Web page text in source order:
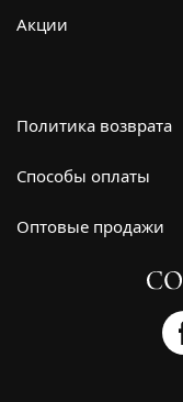
Акции
Политика возврата
Способы оплаты
Оптовые продажи